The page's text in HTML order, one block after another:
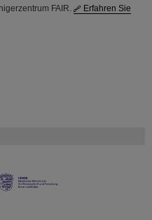
FAIR.
Erfahren Sie